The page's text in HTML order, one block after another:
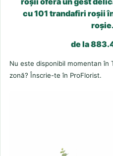
cu 101 trandafiri roșii
de la
Nu este disponibil momentan în
zonă? Înscrie-te în ProFlorist.